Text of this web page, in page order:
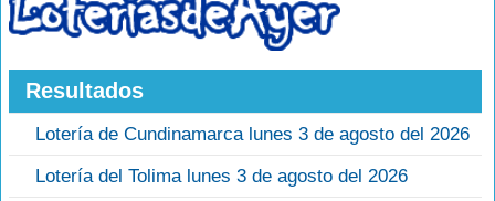
Resultados
Lotería de Cundinamarca lunes 3 de agosto del 2026
Lotería del Tolima lunes 3 de agosto del 2026